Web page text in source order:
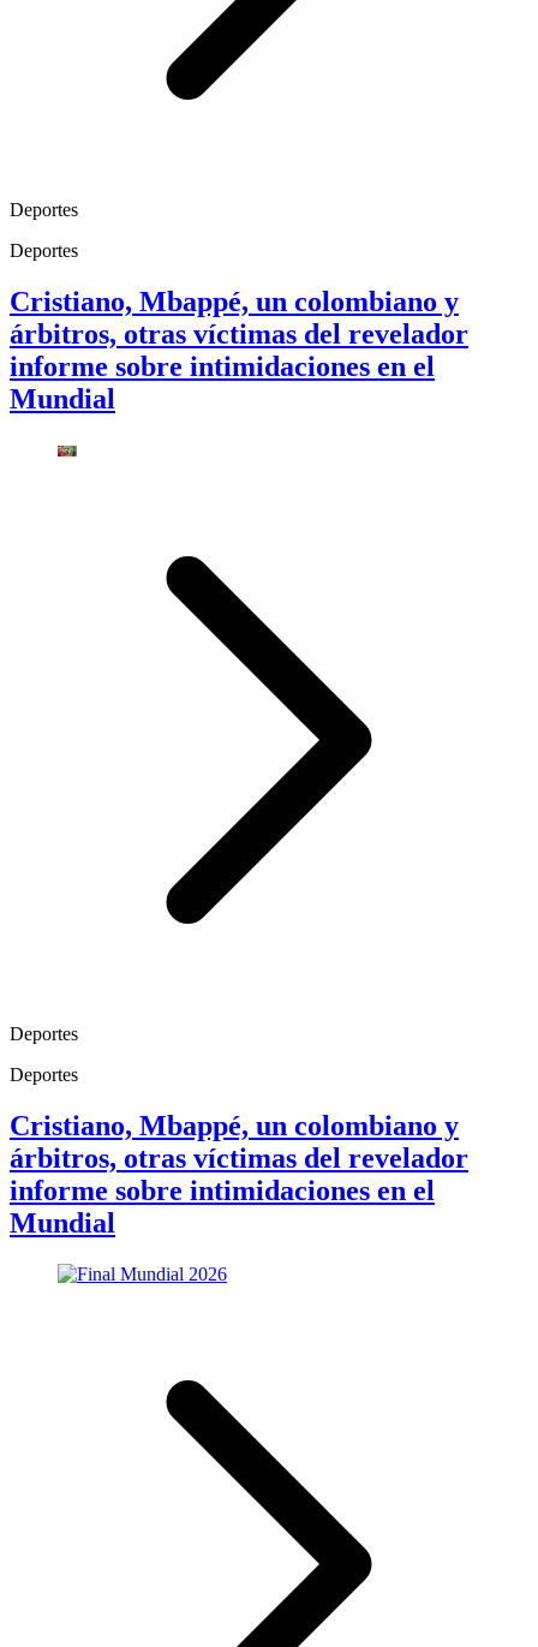
Deportes
Deportes
Cristiano, Mbappé, un colombiano y
árbitros, otras víctimas del revelador
informe sobre intimidaciones en el
Mundial
Deportes
Deportes
Cristiano, Mbappé, un colombiano y
árbitros, otras víctimas del revelador
informe sobre intimidaciones en el
Mundial